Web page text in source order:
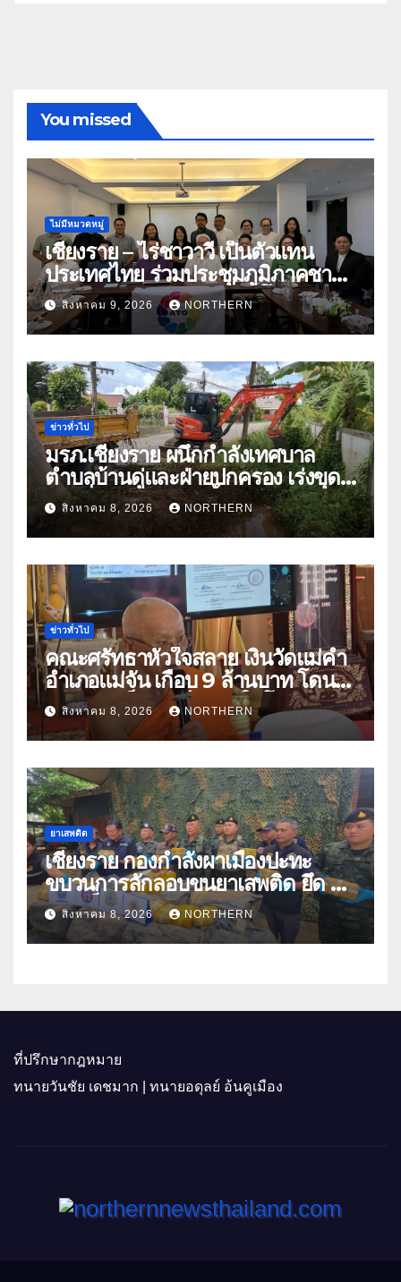
You missed
ไม่มีหมวดหมู่
เชียงราย – ไร่ชาวาวี เป็นตัวแทน
ประเทศไทย ร่วมประชุมภูมิภาคชา
อาเซียน ATO 2026 ที่อินโดนีเซีย
หารืออนาคตอุตสาหกรรมชา
ท่ามกลางความท้าทายโลก
สิงหาคม 9, 2026 NORTHERN
ข่าวทั่วไป
มรภ.เชียงราย ผนึกกำลังเทศบาล
ตำบลบ้านดู่และฝ่ายปกครอง เร่งขุด
ลอกสิ่งกีดขวางทางน้ำ ป้องกันและลด
ปัญหาน้ำท่วม
สิงหาคม 8, 2026 NORTHERN
ข่าวทั่วไป
คณะศรัทธาหัวใจสลาย เงินวัดแม่คำ
อำเภอแม่จัน เกือบ 9 ล้านบาท โดน
แก๊งคอลเซ็นเตอร์หลอกให้โอนข้าม
ปีกว่า 66 บัญชี
สิงหาคม 8, 2026 NORTHERN
ยาเสพติด
เชียงราย กองกำลังผาเมืองปะทะ
ขบวนการลักลอบขนยาเสพติด ยึด 2
ล้านเม็ด
สิงหาคม 8, 2026 NORTHERN
ที่ปรึกษากฎหมาย
ทนายวันชัย เดชมาก | ทนายอดุลย์ อ้นคูเมือง